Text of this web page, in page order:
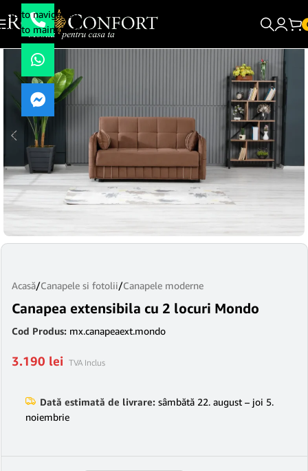
Skip to navigation
Skip to main content
Acasă/Canapele si fotolii/Canapele moderne
Canapea extensibila cu 2 locuri Mondo
Cod Produs: mx.canapeaext.mondo
3.190 lei TVA Inclus
Dată estimată de livrare: sâmbătă 22. august – joi 5.
noiembrie